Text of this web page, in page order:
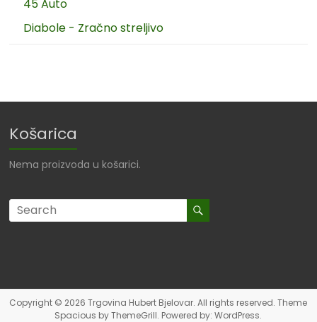
45 Auto
Diabole - Zračno streljivo
Košarica
Nema proizvoda u košarici.
Copyright © 2026Trgovina Hubert Bjelovar. All rights reserved. Theme
Spacious by ThemeGrill. Powered by:WordPress.